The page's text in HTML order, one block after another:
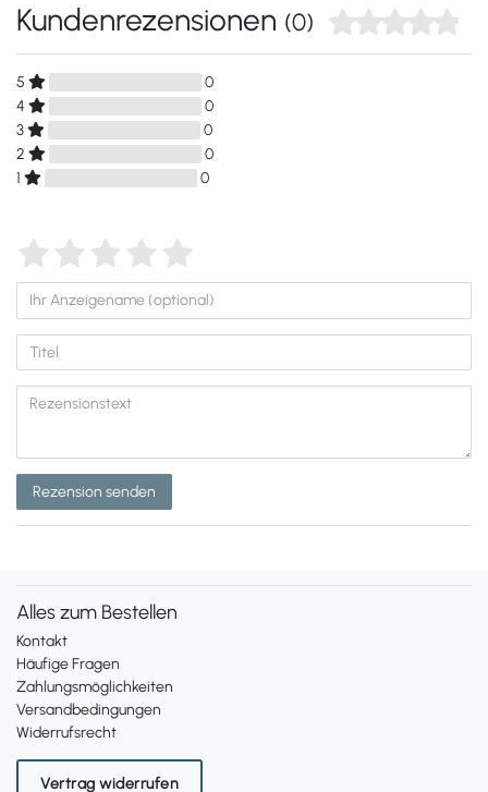
Kundenrezensionen (0)
5
0
4
0
3
0
2
0
1
0
Rezension senden
Alles zum Bestellen
Kontakt
Häufige Fragen
Zahlungsmöglichkeiten
Versandbedingungen
Widerrufsrecht
Vertrag widerrufen